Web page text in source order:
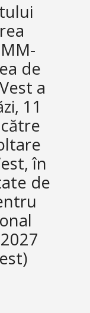
de
a
11
în
de